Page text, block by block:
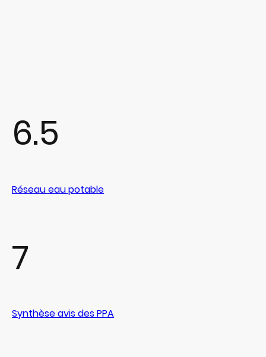
6.5
Réseau eau potable
7
Synthèse avis des PPA